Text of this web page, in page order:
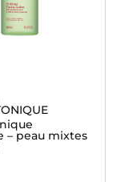
– peau mixtes